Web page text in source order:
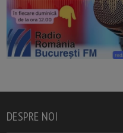
DESPRE NOI